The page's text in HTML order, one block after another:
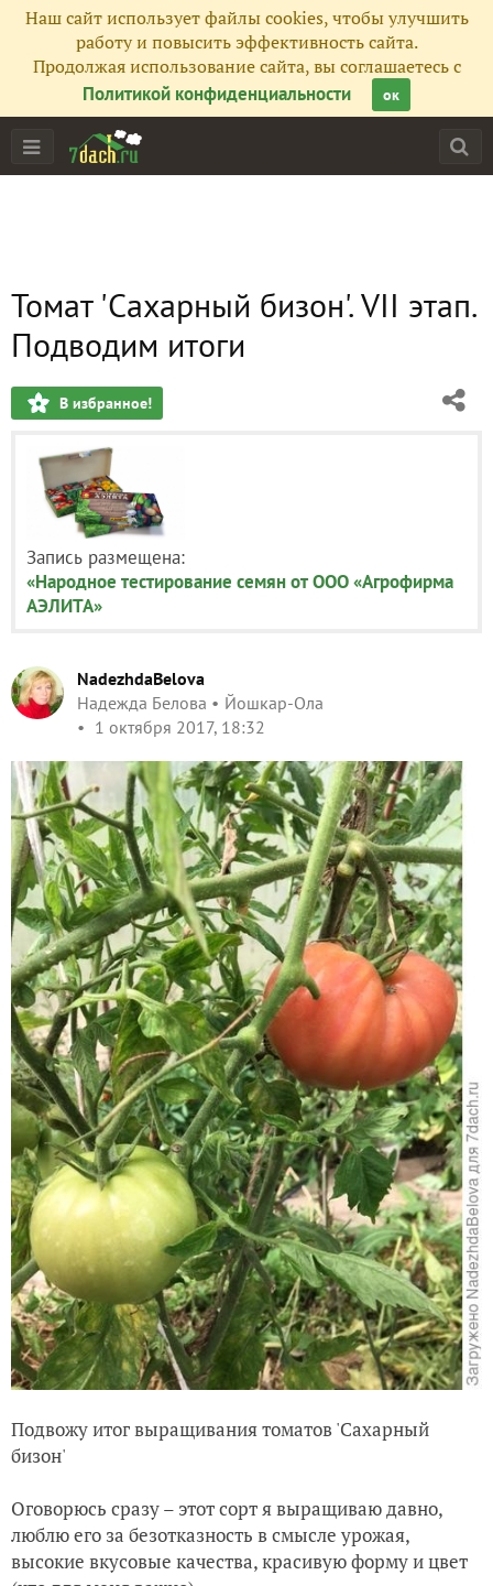
Наш сайт использует файлы cookies, чтобы улучшить
работу и повысить эффективность сайта.
Продолжая использование сайта, вы соглашаетесь с
Политикой конфиденциальности
ок
Томат 'Сахарный бизон'. VII этап.
Подводим итоги
В избранное!
Запись размещена:
«Народное тестирование семян от ООО «Агрофирма
АЭЛИТА»
NadezhdaBelova
Надежда Белова
Йошкар-Ола
1 октября 2017, 18:32
Подвожу итог выращивания томатов 'Сахарный
бизон'
Оговорюсь сразу – этот сорт я выращиваю давно,
люблю его за безотказность в смысле урожая,
высокие вкусовые качества, красивую форму и цвет